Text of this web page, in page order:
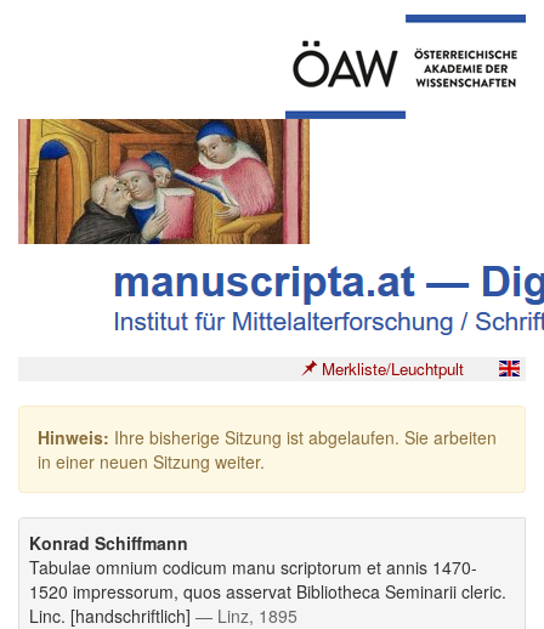
Merkliste/Leuchtpult
Hinweis: Ihre bisherige Sitzung ist abgelaufen. Sie arbeiten
in einer neuen Sitzung weiter.
Konrad Schiffmann
Tabulae omnium codicum manu scriptorum et annis 1470-
1520 impressorum, quos asservat Bibliotheca Seminarii cleric.
Linc. [handschriftlich] — Linz, 1895